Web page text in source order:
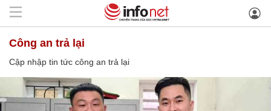
công an trả lại
Cập nhập tin tức công an trả lại